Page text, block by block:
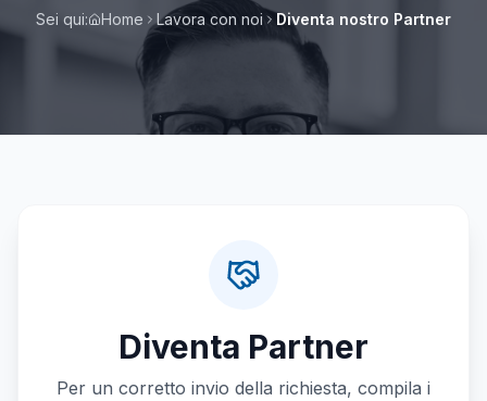
Sei qui: Home Lavora con noi Diventa nostro Partner
Diventa Partner
Per un corretto invio della richiesta, compila i